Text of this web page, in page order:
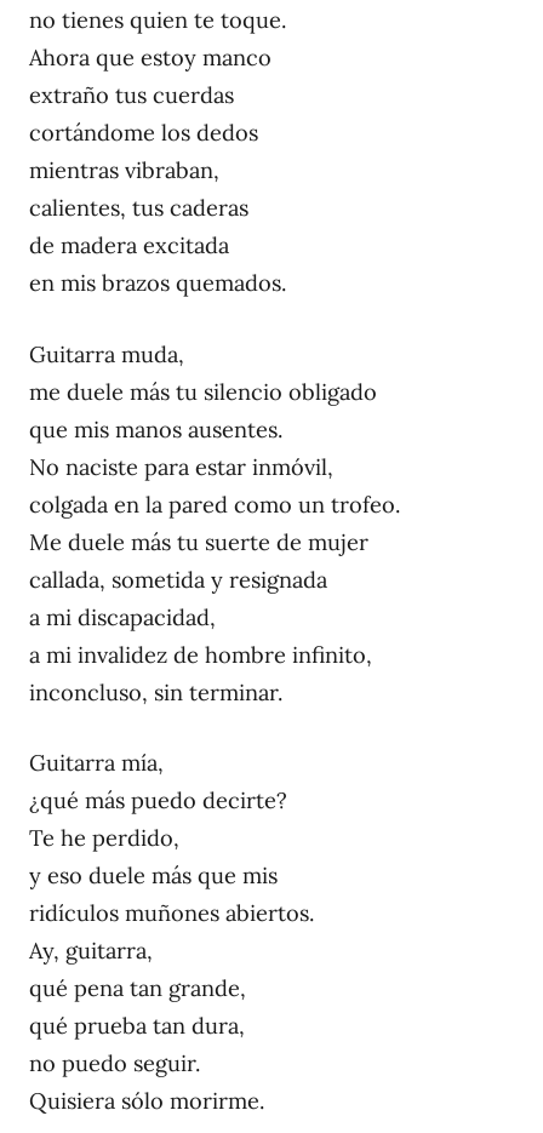
no tienes quien te toque.
Ahora que estoy manco
extraño tus cuerdas
cortándome los dedos
mientras vibraban,
calientes, tus caderas
de madera excitada
en mis brazos quemados.
Guitarra muda,
me duele más tu silencio obligado
que mis manos ausentes.
No naciste para estar inmóvil,
colgada en la pared como un trofeo.
Me duele más tu suerte de mujer
callada, sometida y resignada
a mi discapacidad,
a mi invalidez de hombre infinito,
inconcluso, sin terminar.
Guitarra mía,
¿qué más puedo decirte?
Te he perdido,
y eso duele más que mis
ridículos muñones abiertos.
Ay, guitarra,
qué pena tan grande,
qué prueba tan dura,
no puedo seguir.
Quisiera sólo morirme.